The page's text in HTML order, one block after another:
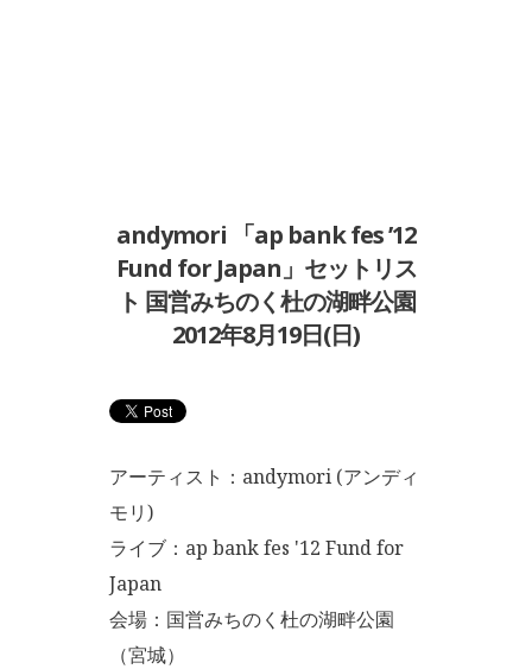
andymori 「ap bank fes ’12
Fund for Japan」セットリス
ト 国営みちのく杜の湖畔公園
2012年8月19日(日)
アーティスト：andymori (アンディ
モリ)
ライブ：ap bank fes '12 Fund for
Japan
会場：国営みちのく杜の湖畔公園
（宮城）